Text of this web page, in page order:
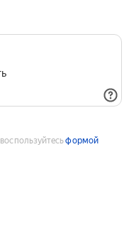
формой